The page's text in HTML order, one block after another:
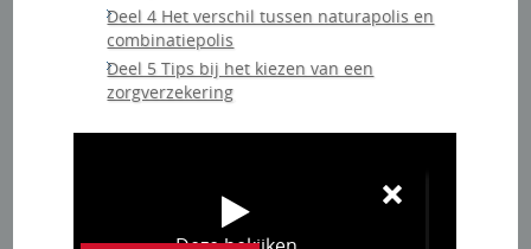
Deel 4 Het verschil tussen naturapolis en
combinatiepolis
Deel 5 Tips bij het kiezen van een
zorgverzekering